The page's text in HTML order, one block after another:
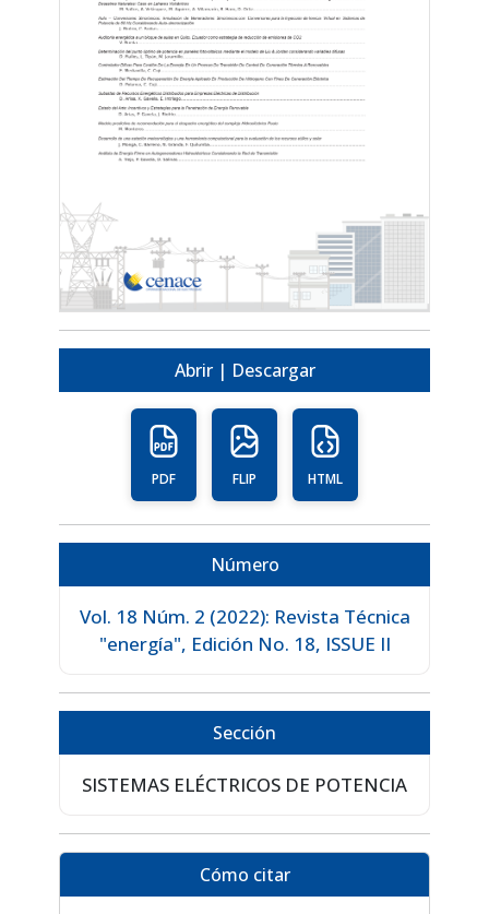
Abrir | Descargar
PDF FLIP HTML
Número
Vol. 18 Núm. 2 (2022): Revista Técnica
"energía", Edición No. 18, ISSUE II
Sección
SISTEMAS ELÉCTRICOS DE POTENCIA
Cómo citar